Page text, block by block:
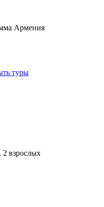
Армения
туры
2 взрослых